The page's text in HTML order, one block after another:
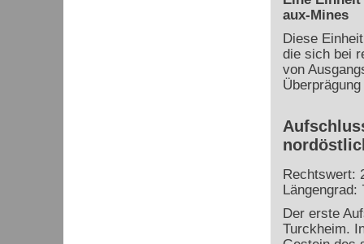
aux-Mines
Diese
die sich bei
von
Rechtswert:
Längengrad:
Der erste
Turckheim.